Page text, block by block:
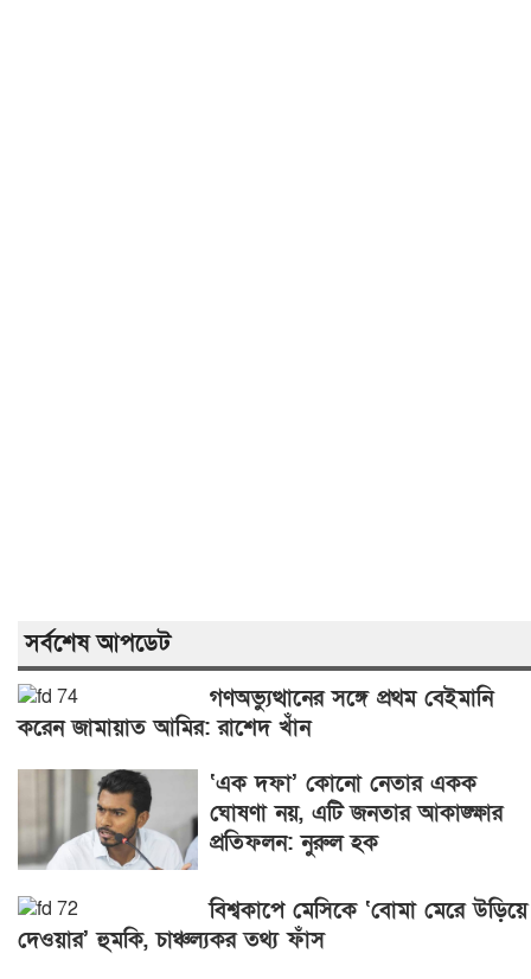
সর্বশেষ আপডেট
গণঅভ্যুত্থানের সঙ্গে প্রথম বেইমানি
করেন জামায়াত আমির: রাশেদ খাঁন
‘এক দফা’ কোনো নেতার একক
ঘোষণা নয়, এটি জনতার আকাঙ্ক্ষার
প্রতিফলন: নুরুল হক
বিশ্বকাপে মেসিকে ‘বোমা মেরে উড়িয়ে
দেওয়ার’ হুমকি, চাঞ্চল্যকর তথ্য ফাঁস